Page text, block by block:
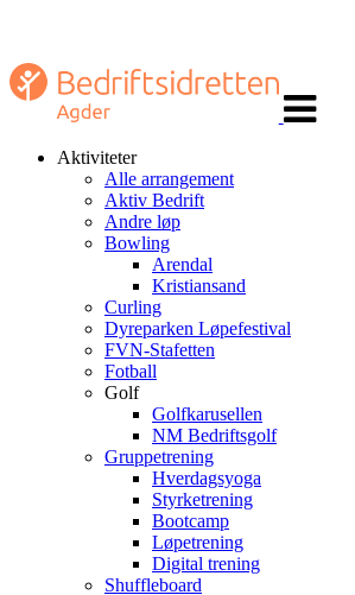
navigasjon
Aktiviteter
Alle arrangement
Aktiv Bedrift
Andre løp
Bowling
Arendal
Kristiansand
Curling
Dyreparken Løpefestival
FVN-Stafetten
Fotball
Golf
Golfkarusellen
NM Bedriftsgolf
Gruppetrening
Hverdagsyoga
Styrketrening
Bootcamp
Løpetrening
Digital trening
Shuffleboard